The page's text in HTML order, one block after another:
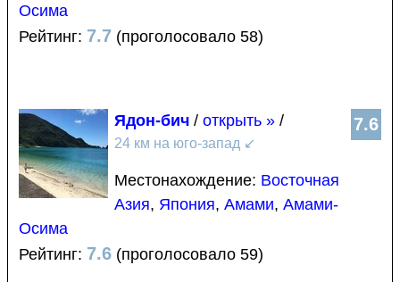
Осима
Рейтинг: 7.7 (проголосовало 58)
7.6
Ядон-бич / открыть » /
24 км на юго-запад ↙
Местонахождение: Восточная
Азия, Япония, Амами, Амами-
Осима
Рейтинг: 7.6 (проголосовало 59)